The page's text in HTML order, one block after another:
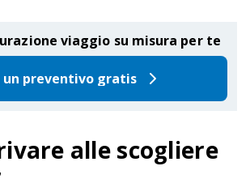
viaggio su misura per te
un preventivo gratis
alle scogliere